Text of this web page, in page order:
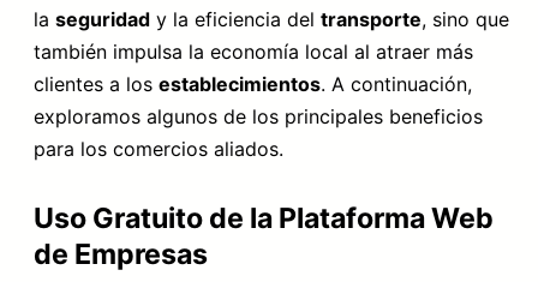
la seguridad y la eficiencia del transporte, sino que
también impulsa la economía local al atraer más
clientes a los establecimientos. A continuación,
exploramos algunos de los principales beneficios
para los comercios aliados.
Uso Gratuito de la Plataforma Web
de Empresas